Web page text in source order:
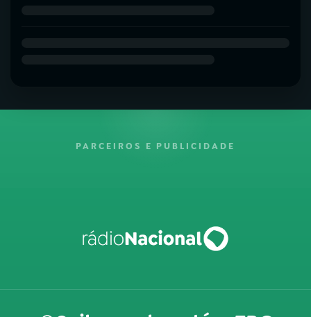
PARCEIROS E PUBLICIDADE